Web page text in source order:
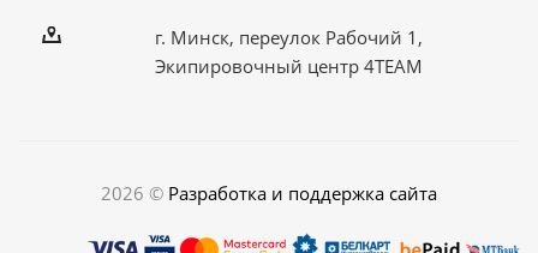
г. Минск, переулок Рабочий 1,
Экипировочный центр 4TEAM
2026 © Разработка и поддержка сайта